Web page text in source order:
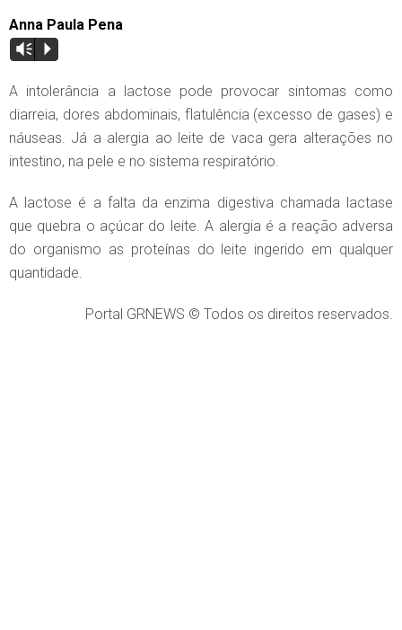
Anna Paula Pena
Vm P
A intolerância a lactose pode provocar sintomas como
diarreia, dores abdominais, flatulência (excesso de gases) e
náuseas. Já a alergia ao leite de vaca gera alterações no
intestino, na pele e no sistema respiratório.
A lactose é a falta da enzima digestiva chamada lactase
que quebra o açúcar do leite. A alergia é a reação adversa
do organismo as proteínas do leite ingerido em qualquer
quantidade.
Portal GRNEWS © Todos os direitos reservados.